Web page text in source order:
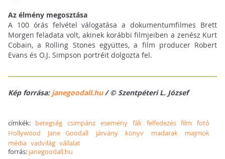
Az élmény megosztása
A 100 órás felvétel válogatása a dokumentumfilmes Brett
Morgen feladata volt, akinek korábbi filmjeiben a zenész Kurt
Cobain, a Rolling Stones együttes, a film producer Robert
Evans és O.J. Simpson portréit dolgozta fel.
Kép forrása: janegoodall.hu/ © Szentpéteri L. József
címkék: betegség csimpánz esemény fák felfedezés film
fotó
Hollywood
Jane Goodall járvány könyv madarak
majmok
média vadvilág vállalat
forrás: janegoodall.hu